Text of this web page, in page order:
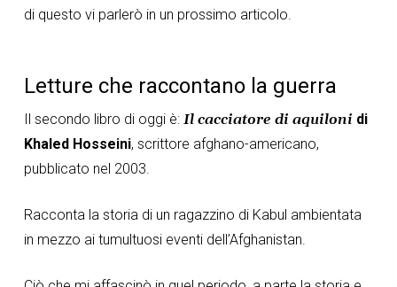
di questo vi parlerò in un prossimo articolo.
Letture che raccontano la guerra
Il secondo libro di oggi è: Il cacciatore di aquiloni di
Khaled Hosseini, scrittore afghano-americano,
pubblicato nel 2003.
Racconta la storia di un ragazzino di Kabul ambientata
in mezzo ai tumultuosi eventi dell’Afghanistan.